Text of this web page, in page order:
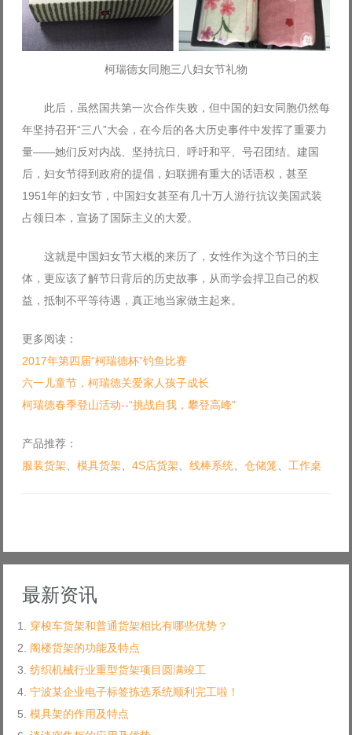
柯瑞德女同胞三八妇女节礼物
此后，虽然国共第一次合作失败，但中国的妇女同胞仍然每
年坚持召开“三八”大会，在今后的各大历史事件中发挥了重要力
量——她们反对内战、坚持抗日、呼吁和平、号召团结。建国
后，妇女节得到政府的提倡，妇联拥有重大的话语权，甚至
1951年的妇女节，中国妇女甚至有几十万人游行抗议美国武装
占领日本，宣扬了国际主义的大爱。
这就是中国妇女节大概的来历了，女性作为这个节日的主
体，更应该了解节日背后的历史故事，从而学会捍卫自己的权
益，抵制不平等待遇，真正地当家做主起来。
更多阅读：
2017年第四届“柯瑞德杯”钓鱼比赛
六一儿童节，柯瑞德关爱家人孩子成长
柯瑞德春季登山活动--“挑战自我，攀登高峰”
产品推荐：
服装货架
模具货架 4S店货架 线棒系统 仓储笼 工作桌
最新资讯
穿梭车货架和普通货架相比有哪些优势？
阁楼货架的功能及特点
纺织机械行业重型货架项目圆满竣工
宁波某企业电子标签拣选系统顺利完工啦！
模具架的作用及特点